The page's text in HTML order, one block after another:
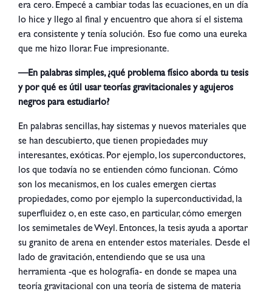
era cero.Empecé a cambiar todas las ecuaciones, en un día
lo hice y llego al final y encuentro que ahora sí el sistema
era consistente y tenía solución. Eso fue como una eureka
que me hizo llorar. Fue impresionante.
—En palabras simples, ¿qué problema físico aborda tu tesis
y por qué es útil usar teorías gravitacionales y agujeros
negros para estudiarlo?
En palabras sencillas, hay sistemas y nuevos materiales que
se han descubierto, que tienen propiedades muy
interesantes, exóticas. Por ejemplo, los superconductores,
los que todavía no se entienden cómo funcionan. Cómo
son los mecanismos, en los cuales emergen ciertas
propiedades, como por ejemplo la superconductividad, la
superfluidez o,en este caso, en particular, cómo emergen
los semimetales de Weyl. Entonces, la tesis ayuda a aportar
su granito de arena en entender estos materiales. Desde el
lado de gravitación, entendiendo que se usa una
herramienta -que es holografía- en donde se mapea una
teoría gravitacional con una teoría de sistema de materia